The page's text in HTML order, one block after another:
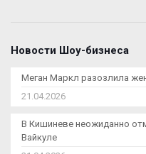
Новости Шоу-бизнеса
Меган Маркл разозлила
21.04.2026
В Кишиневе неожиданно
Вайкуле